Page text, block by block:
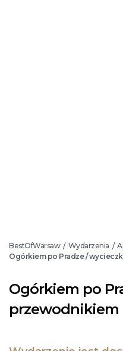
BestOfWarsaw / Wydarzenia /
Ogórkiem po Pradze /
Ogórkiem po
przewodnikiem